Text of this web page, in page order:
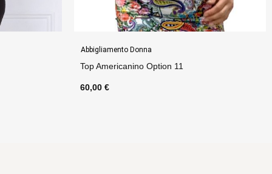
Abbigliamento Donna
Abito Charlotte Option 2
150,00 €